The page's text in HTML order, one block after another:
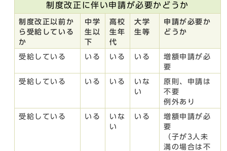
制度改正に伴い申請が必要かどうか
制度改正以前か
ら受給している
か
中学
生以
下
高校
生年
代
大学
生等
申請が必要か
どうか
受給している いる いる いる
増額申請が必
要
受給している いる いる
いな
い
原則、申請は
不要
例外あり
受給している いる
いな
い
いる
増額申請が必
要
（子が3人未
満の場合は不